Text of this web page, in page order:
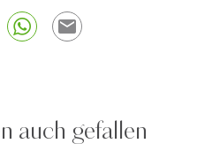
auch gefallen